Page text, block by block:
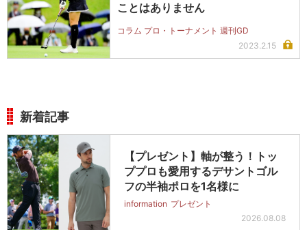
ことはありません
コラム プロ・トーナメント 週刊GD
2023.2.15
新着記事
【プレゼント】軸が整う！トッ
ププロも愛用するデサントゴル
フの半袖ポロを1名様に
information プレゼント
2026.08.08